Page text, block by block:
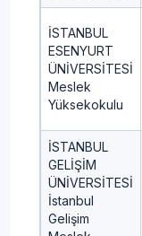
İSTANBUL
ESENYURT
ÜNİVERSİTESİ
Meslek
Yüksekokulu
İSTANBUL
GELİŞİM
ÜNİVERSİTESİ
İstanbul
Gelişim